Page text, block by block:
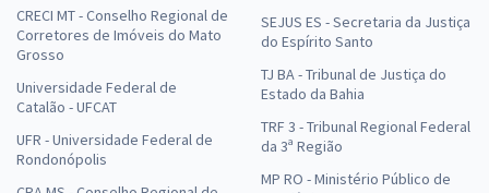
CRECI MT - Conselho Regional de
Corretores de Imóveis do Mato
Grosso
Universidade Federal de
Catalão - UFCAT
UFR - Universidade Federal de
Rondonópolis
SEJUS ES - Secretaria da Justiça
do Espírito Santo
TJ BA - Tribunal de Justiça do
Estado da Bahia
TRF 3 - Tribunal Regional Federal
da 3ª Região
MP RO - Ministério Público de